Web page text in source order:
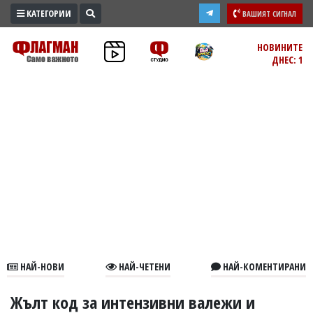
ПРОМО
ЗОНА
В
КАТЕГОРИИ ВАШИЯТ СИГНАЛ
НОВИНИТЕ
ДНЕС: 1
НАЙ-НОВИ НАЙ-ЧЕТЕНИ НАЙ-КОМЕНТИРАНИ
Жълт код за интензивни валежи и